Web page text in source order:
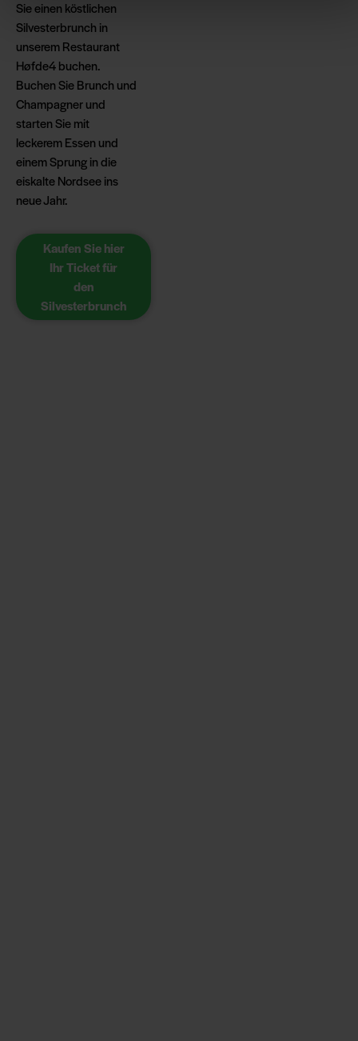
Sie einen köstlichen
Silvesterbrunch in
unserem Restaurant
Høfde4 buchen.
Buchen Sie Brunch und
Champagner und
starten Sie mit
leckerem Essen und
einem Sprung in die
eiskalte Nordsee ins
neue Jahr.
Kaufen Sie hier
Ihr Ticket für
den
Silvesterbrunch